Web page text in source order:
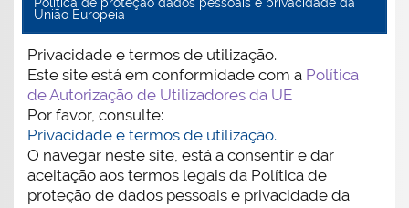
União Europeia
Privacidade e termos de utilização.
Este site está em conformidade com a Política
de Autorização de Utilizadores da UE
Por favor, consulte:
Privacidade e termos de utilização.
O navegar neste site, está a consentir e dar
aceitação aos termos legais da Política de
proteção de dados pessoais e privacidade da